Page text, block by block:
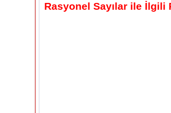
Rasyonel Sayılar ile İlgili